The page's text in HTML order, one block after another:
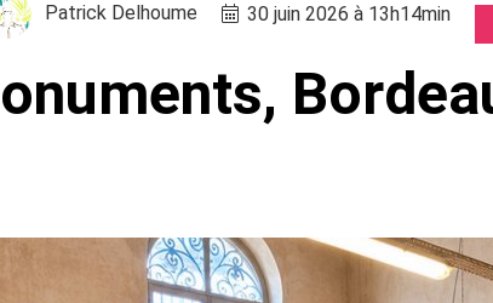
Patrick Delhoume 30 juin 2026 à 13h14min